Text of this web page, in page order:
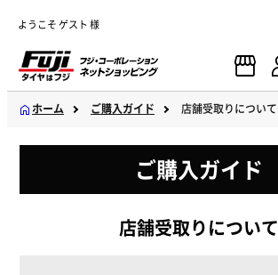
ようこそ ゲスト 様
ホーム ご購入ガイド 店舗受取りについて
ご購入ガイド
店舗受取りについて